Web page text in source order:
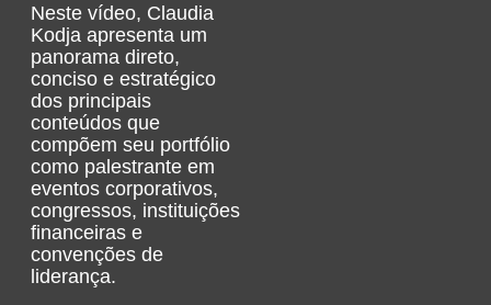
Neste vídeo, Claudia
Kodja apresenta um
panorama direto,
conciso e estratégico
dos principais
conteúdos que
compõem seu portfólio
como palestrante em
eventos corporativos,
congressos, instituições
financeiras e
convenções de
liderança.